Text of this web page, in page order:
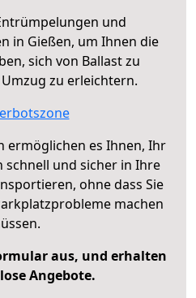
und
in Gießen, um Ihnen die
sich von Ballast zu
zu erleichtern.
ermöglichen es Ihnen, Ihr
schnell und sicher in Ihre
ohne dass Sie
machen
aus, und erhalten
Angebote.